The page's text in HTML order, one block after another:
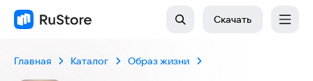
Скачать
Главная Каталог Образ жизни